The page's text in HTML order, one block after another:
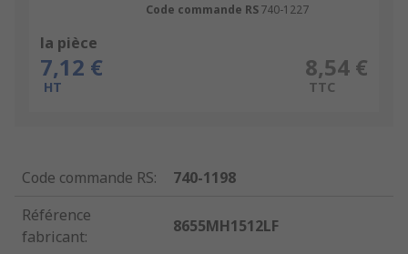
Code commande RS740-1227
la pièce
7,12 €
HT
8,54 €
TTC
Code commande RS:
740-1198
Référence
fabricant:
8655MH1512LF